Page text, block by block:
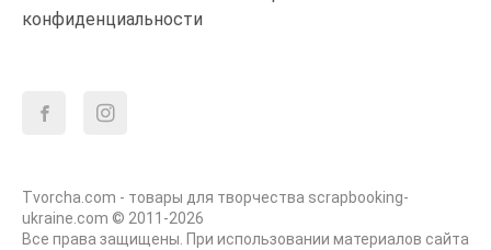
конфиденциальности
Tvorcha.com - товары для творчества scrapbooking-
ukraine.com © 2011-2026
Все права защищены. При использовании материалов сайта